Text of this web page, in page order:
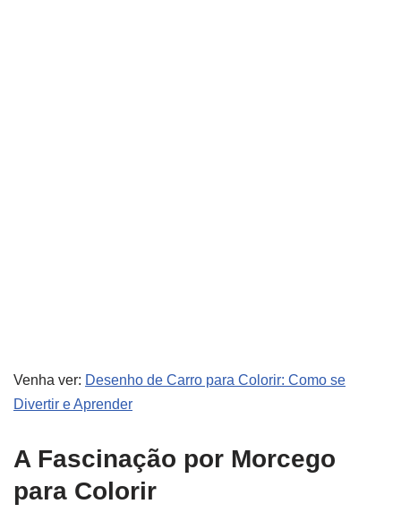
Venha ver: Desenho de Carro para Colorir: Como se
Divertir e Aprender
A Fascinação por Morcego
para Colorir